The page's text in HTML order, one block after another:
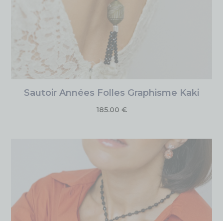
Sautoir Années Folles Graphisme Kaki
185.00 €